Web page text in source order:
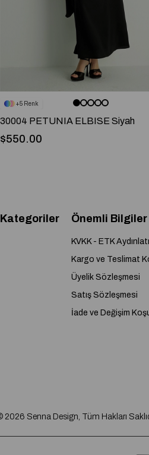
5
30004 PETUNIA ELBISE Siyah
$550.00
Kategoriler Önemli Bilgiler
KVKK - ETK
Kargo ve Teslimat
Üyelik Sözleşmesi
Satış Sözleşmesi
İade ve Değişim
2026 Senna Design, Tüm Hakları